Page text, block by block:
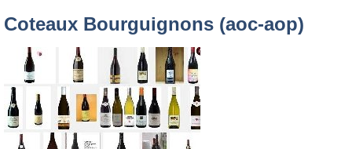
Coteaux Bourguignons (aoc-aop)